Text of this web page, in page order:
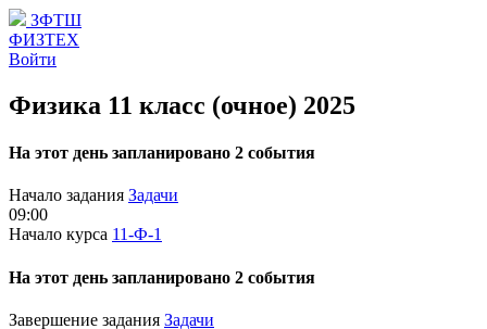
ЗФТШ
ФИЗТЕХ
Войти
Физика 11 класс (очное) 2025
На этот день запланировано 2 события
Начало задания Задачи
09:00
Начало курса 11-Ф-1
На этот день запланировано 2 события
Завершение задания Задачи